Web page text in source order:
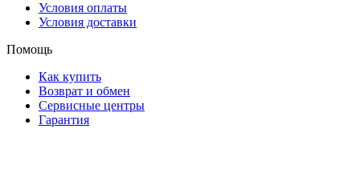
Условия оплаты
Условия доставки
Помощь
Как купить
Возврат и обмен
Сервисные центры
Гарантия